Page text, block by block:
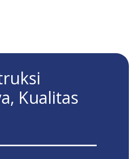
Kualitas